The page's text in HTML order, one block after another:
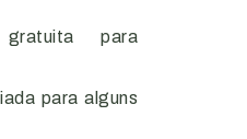
gratuita para
para alguns